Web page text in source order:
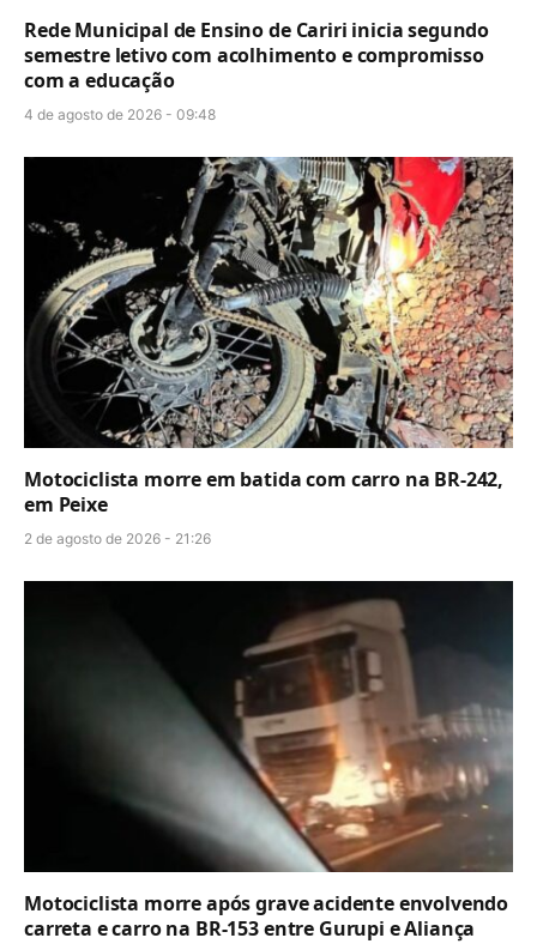
Rede Municipal de Ensino de Cariri inicia segundo
semestre letivo com acolhimento e compromisso
com a educação
4 de agosto de 2026 - 09:48
Motociclista morre em batida com carro na BR-242,
em Peixe
2 de agosto de 2026 - 21:26
Motociclista morre após grave acidente envolvendo
carreta e carro na BR-153 entre Gurupi e Aliança